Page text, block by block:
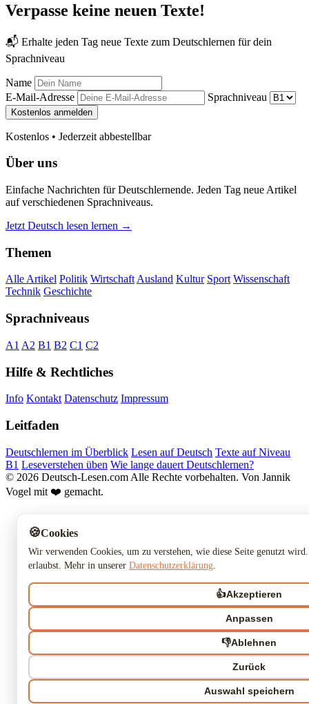
Verpasse keine neuen Texte!
📬 Erhalte jeden Tag neue Texte zum Deutschlernen für dein
Sprachniveau
Name
E-Mail-Adresse
Sprachniveau
Kostenlos anmelden
Kostenlos • Jederzeit abbestellbar
Über uns
Einfache Nachrichten für Deutschlernende. Jeden Tag neue Artikel
auf verschiedenen Sprachniveaus.
Jetzt Deutsch lesen lernen →
Themen
Alle Artikel Politik WirtschaftAusland Kultur Sport Wissenschaft
Technik Geschichte
Sprachniveaus
A1 A2 B1 B2 C1 C2
Hilfe & Rechtliches
Info Kontakt Datenschutz Impressum
Leitfaden
Deutschlernen im Überblick Lesen auf Deutsch Texte auf Niveau
B1 Leseverstehen üben Wie lange dauert Deutschlernen?
© 2026 Deutsch-Lesen.com Alle Rechte vorbehalten. Von Jannik
Vogel mit ❤️ gemacht.
🍪Cookies
Wir verwenden Cookies, um zu verstehen, wie diese Seite genutzt
erlaubst. Mehr in unserer Datenschutzerklärung.
👍Akzeptieren
Anpassen
👎Ablehnen
Zurück
Auswahl speichern